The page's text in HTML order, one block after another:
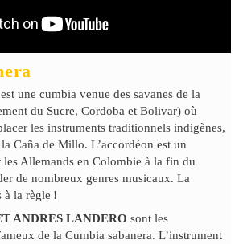
est une cumbia venue des savanes de la
du Sucre, Cordoba et Bolivar) où
les instruments traditionnels indigènes,
Caña de Millo. L’accordéon est un
Allemands en Colombie à la fin du
de nombreux genres musicaux. La
à la règle !
ANDRES LANDERO sont les
de la Cumbia sabanera. L’instrument